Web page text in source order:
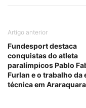
Artigo anterior
Fundesport destaca
conquistas do atleta
paralímpicos Pablo
Furlan e o trabalho da
técnica em Araraquara